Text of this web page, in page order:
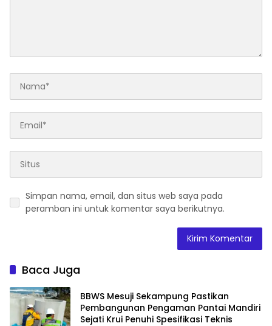
Simpan nama, email, dan situs web saya pada
peramban ini untuk komentar saya berikutnya.
Baca Juga
BBWS Mesuji Sekampung Pastikan
Pembangunan Pengaman Pantai Mandiri
Sejati Krui Penuhi Spesifikasi Teknis